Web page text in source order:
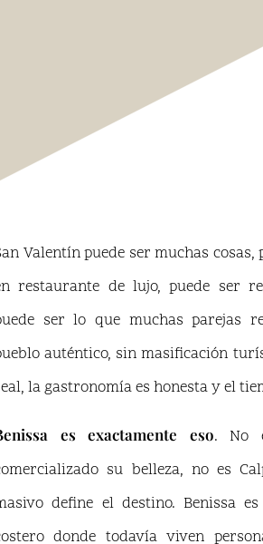
Valentín puede ser muchas
restaurante de lujo, puede ser
ser lo que muchas parejas
auténtico, sin masificación
la gastronomía es honesta y el
es exactamente eso. No
su belleza, no es
define el destino. Benissa
donde todavía viven